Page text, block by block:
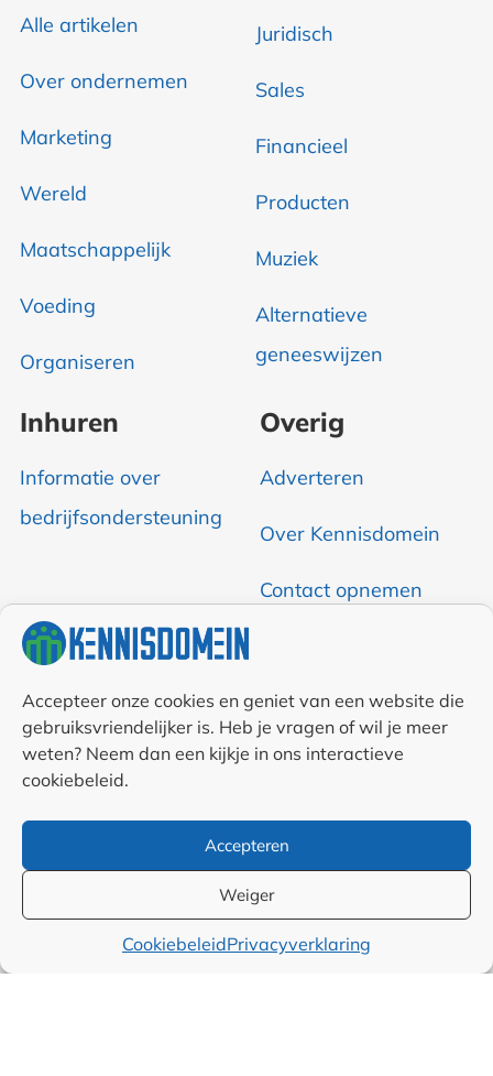
Accepteer onze cookies en geniet van een website die
gebruiksvriendelijker is. Heb je vragen of wil je meer
weten? Neem dan een kijkje in ons interactieve
cookiebeleid.
Accepteren
Weiger
CookiebeleidPrivacyverklaring
Alle artikelen
Over ondernemen
Marketing
Wereld
Maatschappelijk
Voeding
Organiseren
Juridisch
Sales
Financieel
Producten
Muziek
Alternatieve
geneeswijzen
Inhuren
Informatie over
bedrijfsondersteuning
Overig
Adverteren
Over Kennisdomein
Contact opnemen
Auteurs
Samenwerkingen en
Algemene
voorwaarden
Cookiebeleid (EU)